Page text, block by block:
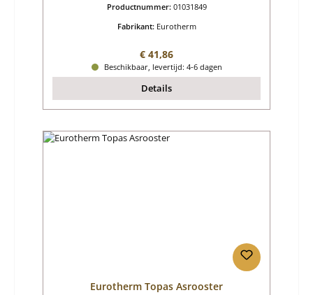
Productnummer: 01031849
Fabrikant: Eurotherm
Normale prijs:
€ 41,86
Beschikbaar, levertijd: 4-6 dagen
Details
Eurotherm Topas Asrooster